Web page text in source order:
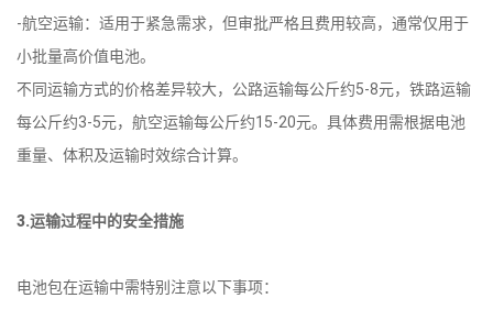
-航空运输：适用于紧急需求，但审批严格且费用较高，通常仅用于
小批量高价值电池。
不同运输方式的价格差异较大，公路运输每公斤约5-8元，铁路运输
每公斤约3-5元，航空运输每公斤约15-20元。具体费用需根据电池
重量、体积及运输时效综合计算。
3.运输过程中的安全措施
电池包在运输中需特别注意以下事项：